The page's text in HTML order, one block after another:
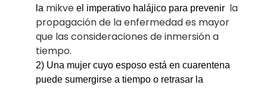
la mikve el imperativo halájico para prevenir la
propagación de la enfermedad es mayor
que las consideraciones de inmersión a
tiempo.
2) Una mujer cuyo esposo está en cuarentena
puede sumergirse a tiempo o retrasar la